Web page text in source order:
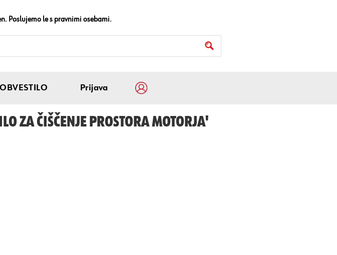
Poslujemo le s pravnimi osebami.
OBVESTILO Prijava
ZA ČIŠČENJE PROSTORA MOTORJA'